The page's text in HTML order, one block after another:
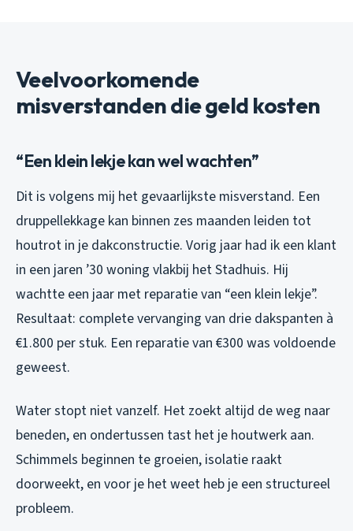
Veelvoorkomende
misverstanden die geld kosten
“Een klein lekje kan wel wachten”
Dit is volgens mij het gevaarlijkste misverstand. Een
druppellekkage kan binnen zes maanden leiden tot
houtrot in je dakconstructie. Vorig jaar had ik een klant
in een jaren ’30 woning vlakbij het Stadhuis. Hij
wachtte een jaar met reparatie van “een klein lekje”.
Resultaat: complete vervanging van drie dakspanten à
€1.800 per stuk. Een reparatie van €300 was voldoende
geweest.
Water stopt niet vanzelf. Het zoekt altijd de weg naar
beneden, en ondertussen tast het je houtwerk aan.
Schimmels beginnen te groeien, isolatie raakt
doorweekt, en voor je het weet heb je een structureel
probleem.